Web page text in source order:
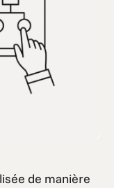
de manière